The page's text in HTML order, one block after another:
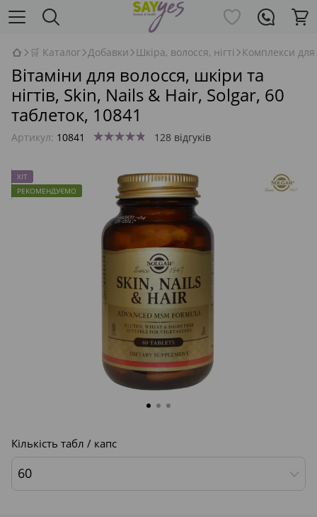
🛒 Каталог Добавки Шкіра, волосся, нігті Комплекси для
Вітаміни для волосся, шкіри та
нігтів, Skin, Nails & Hair, Solgar, 60
таблеток, 10841
Артикул: 10841 128 відгуків
ХІТ
РЕКОМЕНДУЄМО
Кількість табл / капс
60